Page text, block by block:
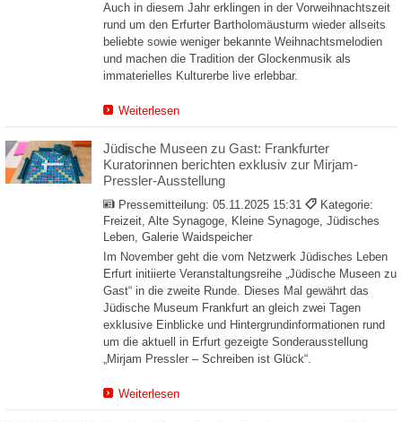
Auch in diesem Jahr erklingen in der Vorweihnachtszeit
rund um den Erfurter Bartholomäusturm wieder allseits
beliebte sowie weniger bekannte Weihnachtsmelodien
und machen die Tradition der Glockenmusik als
immaterielles Kulturerbe live erlebbar.
Weiterlesen
Jüdische Museen zu Gast: Frankfurter
Kuratorinnen berichten exklusiv zur Mirjam-
Pressler-Ausstellung
Pressemitteilung: 05.11.2025 15:31
Kategorie:
Freizeit, Alte Synagoge, Kleine Synagoge, Jüdisches
Leben, Galerie Waidspeicher
Im November geht die vom Netzwerk Jüdisches Leben
Erfurt initiierte Veranstaltungsreihe „Jüdische Museen zu
Gast“ in die zweite Runde. Dieses Mal gewährt das
Jüdische Museum Frankfurt an gleich zwei Tagen
exklusive Einblicke und Hintergrundinformationen rund
um die aktuell in Erfurt gezeigte Sonderausstellung
„Mirjam Pressler – Schreiben ist Glück“.
Weiterlesen